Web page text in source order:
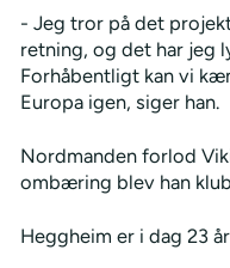
- Jeg tror på det
retning, og det har jeg
Forhåbentligt kan vi
Europa igen, siger han.
Nordmanden forlod
ombæring blev han
Heggheim er i dag 23